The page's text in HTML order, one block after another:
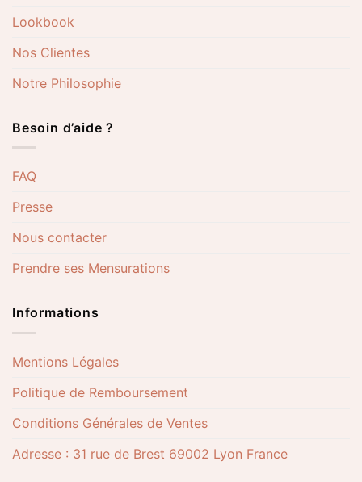
Lookbook
Nos Clientes
Notre Philosophie
Besoin d’aide ?
FAQ
Presse
Nous contacter
Prendre ses Mensurations
Informations
Mentions Légales
Politique de Remboursement
Conditions Générales de Ventes
Adresse : 31 rue de Brest 69002 Lyon France